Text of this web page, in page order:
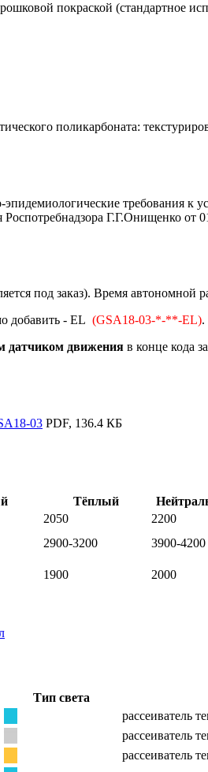
покраской (стандартное
поликарбоната:
требования к
Г.Г.Онищенко от
под заказ). Время автономной
добавить - EL (GSA18-03-*-**-EL).
датчиком движения в конце кода
03 PDF, 136.4 КБ
Тёплый
2050
2200
2900-3200
3900-4200
1900
2000
Тип света
рассеиватель
рассеиватель
рассеиватель